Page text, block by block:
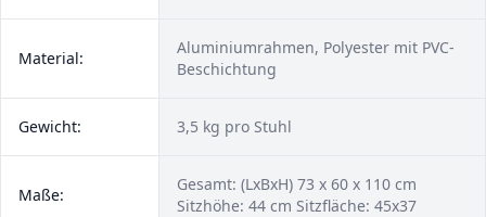
Material:
Aluminiumrahmen, Polyester mit PVC-
Beschichtung
Gewicht: 3,5 kg pro Stuhl
Maße:
Gesamt: (LxBxH) 73 x 60 x 110 cm
Sitzhöhe: 44 cm Sitzfläche: 45x37